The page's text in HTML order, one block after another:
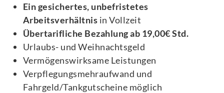
Ein gesichertes, unbefristetes
Arbeitsverhältnis in Vollzeit
Übertarifliche Bezahlung ab 19,00€ Std.
Urlaubs- und Weihnachtsgeld
Vermögenswirksame Leistungen
Verpflegungsmehraufwand und
Fahrgeld/Tankgutscheine möglich